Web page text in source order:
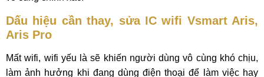
Dấu hiệu cần thay, sửa IC wifi Vsmart Aris,
Aris Pro
Mất wifi, wifi yếu là sẽ khiến người dùng vô cùng khó chịu,
làm ảnh hưởng khi đang dùng điện thoại để làm việc hay